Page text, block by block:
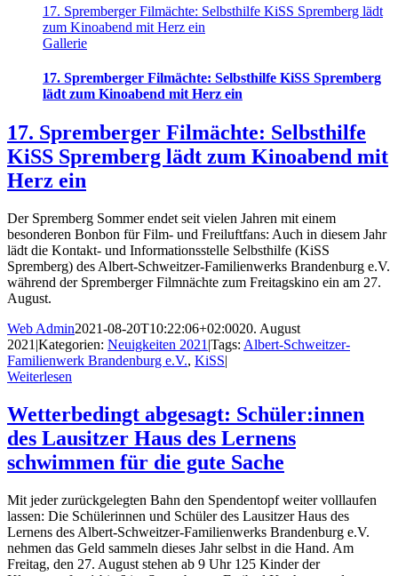
17. Spremberger Filmächte: Selbsthilfe KiSS Spremberg lädt
zum Kinoabend mit Herz ein
Gallerie
17. Spremberger Filmächte: Selbsthilfe KiSS Spremberg
lädt zum Kinoabend mit Herz ein
17. Spremberger Filmächte: Selbsthilfe
KiSS Spremberg lädt zum Kinoabend mit
Herz ein
Der Spremberg Sommer endet seit vielen Jahren mit einem
besonderen Bonbon für Film- und Freiluftfans: Auch in diesem Jahr
lädt die Kontakt- und Informationsstelle Selbsthilfe (KiSS
Spremberg) des Albert-Schweitzer-Familienwerks Brandenburg e.V.
während der Spremberger Filmnächte zum Freitagskino ein am 27.
August.
Web Admin2021-08-20T10:22:06+02:0020. August
2021 |Kategorien: Neuigkeiten 2021 |Tags: Albert-Schweitzer-
Familienwerk Brandenburg e.V., KiSS|
Weiterlesen
Wetterbedingt abgesagt: Schüler:innen
des Lausitzer Haus des Lernens
schwimmen für die gute Sache
Mit jeder zurückgelegten Bahn den Spendentopf weiter volllaufen
lassen: Die Schülerinnen und Schüler des Lausitzer Haus des
Lernens des Albert-Schweitzer-Familienwerks Brandenburg e.V.
nehmen das Geld sammeln dieses Jahr selbst in die Hand. Am
Freitag, den 27. August stehen ab 9 Uhr 125 Kinder der